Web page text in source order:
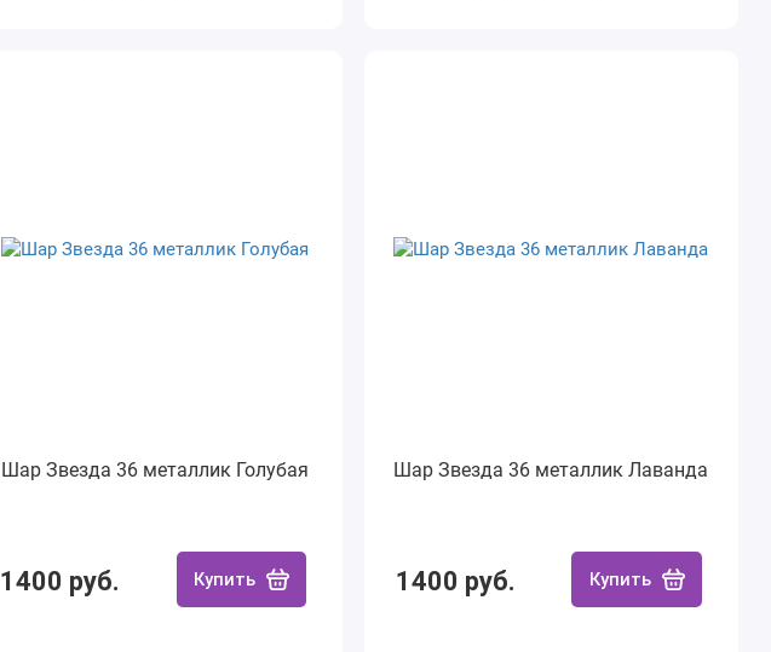
Шар Звезда 36 металлик Голубая
1400 руб. Купить
Шар Звезда 36 металлик Лаванда
1400 руб. Купить